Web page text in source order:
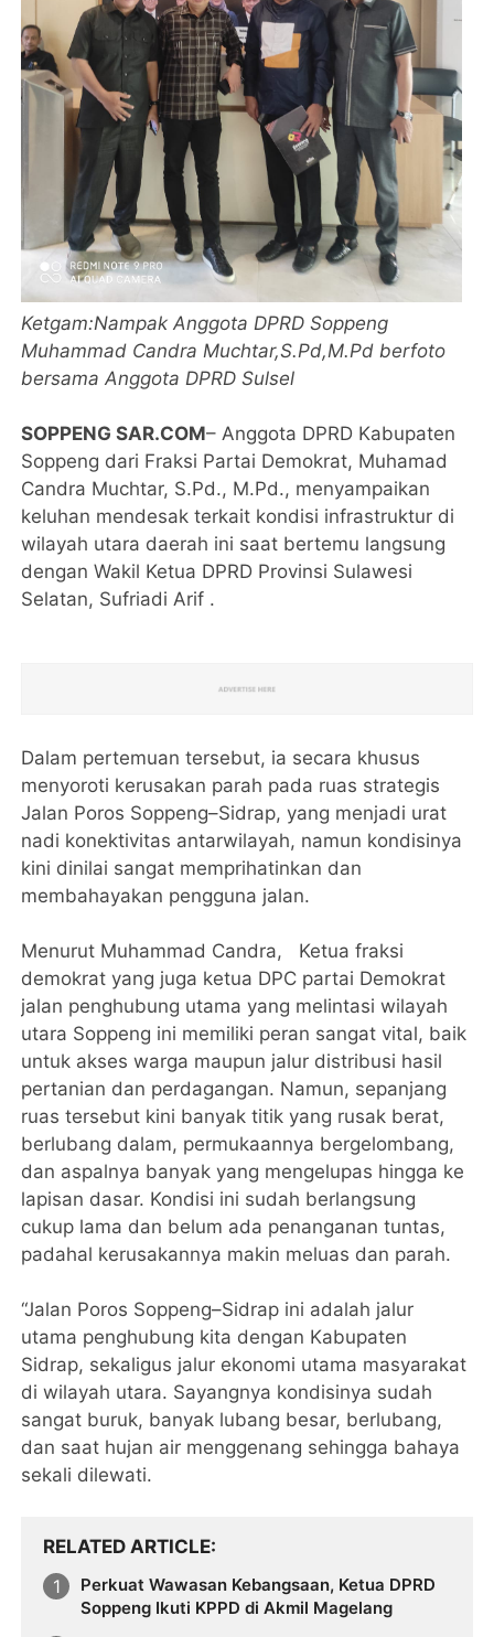
Ketgam:Nampak Anggota DPRD Soppeng
Muhammad Candra Muchtar,S.Pd,M.Pd berfoto
bersama Anggota DPRD Sulsel
SOPPENG SAR.COM– Anggota DPRD Kabupaten
Soppeng dari Fraksi Partai Demokrat, Muhamad
Candra Muchtar, S.Pd., M.Pd., menyampaikan
keluhan mendesak terkait kondisi infrastruktur di
wilayah utara daerah ini saat bertemu langsung
dengan Wakil Ketua DPRD Provinsi Sulawesi
Selatan, Sufriadi Arif .
Dalam pertemuan tersebut, ia secara khusus
menyoroti kerusakan parah pada ruas strategis
Jalan Poros Soppeng–Sidrap, yang menjadi urat
nadi konektivitas antarwilayah, namun kondisinya
kini dinilai sangat memprihatinkan dan
membahayakan pengguna jalan.
Menurut Muhammad Candra, Ketua fraksi
demokrat yang juga ketua DPC partai Demokrat
jalan penghubung utama yang melintasi wilayah
utara Soppeng ini memiliki peran sangat vital, baik
untuk akses warga maupun jalur distribusi hasil
pertanian dan perdagangan. Namun, sepanjang
ruas tersebut kini banyak titik yang rusak berat,
berlubang dalam, permukaannya bergelombang,
dan aspalnya banyak yang mengelupas hingga ke
lapisan dasar. Kondisi ini sudah berlangsung
cukup lama dan belum ada penanganan tuntas,
padahal kerusakannya makin meluas dan parah.
“Jalan Poros Soppeng–Sidrap ini adalah jalur
utama penghubung kita dengan Kabupaten
Sidrap, sekaligus jalur ekonomi utama masyarakat
di wilayah utara. Sayangnya kondisinya sudah
sangat buruk, banyak lubang besar, berlubang,
dan saat hujan air menggenang sehingga bahaya
sekali dilewati.
RELATED ARTICLE
Perkuat Wawasan Kebangsaan, Ketua DPRD
Soppeng Ikuti KPPD di Akmil Magelang